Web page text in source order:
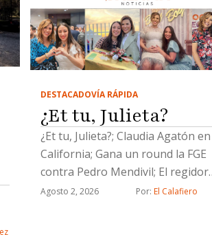
DESTACADOVÍA RÁPIDA
¿Et tu, Julieta?
¿Et tu, Julieta?; Claudia Agatón en
California; Gana un round la FGE
contra Pedro Mendivil; El regidor
Lemuel, ternurita; y un Socavón en
Agosto 2, 2026 Por: El Calafiero